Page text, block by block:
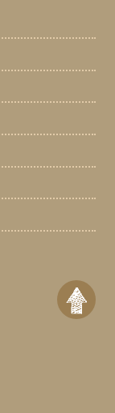
？(7)
好きな曲は？(7)
好きな車は？(5)
(9)